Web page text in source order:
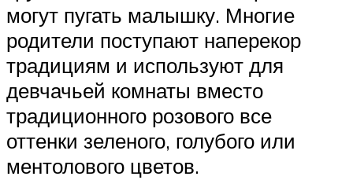
могут пугать малышку. Многие
родители поступают наперекор
традициям и используют для
девчачьей комнаты вместо
традиционного розового все
оттенки зеленого, голубого или
ментолового цветов.